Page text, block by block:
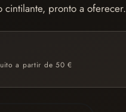
cintilante, pronto a oferecer.
a partir de 50 €